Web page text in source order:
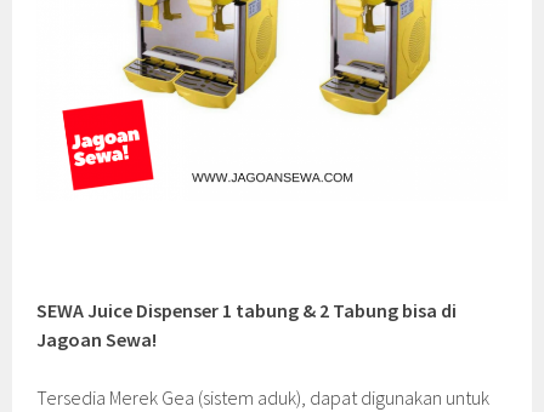
SEWA Juice Dispenser 1 tabung & 2 Tabung bisa di
Jagoan Sewa!
Tersedia Merek Gea (sistem aduk), dapat digunakan untuk